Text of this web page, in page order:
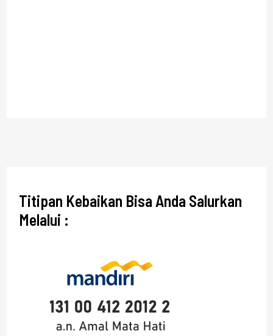
Titipan Kebaikan Bisa Anda Salurkan
Melalui :